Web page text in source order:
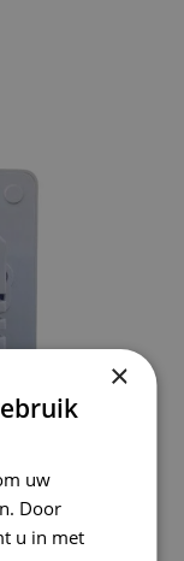
×
uw
Door
u in met